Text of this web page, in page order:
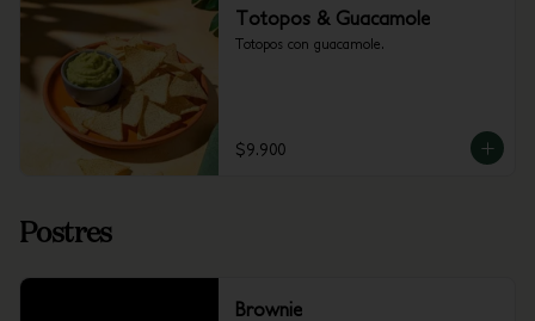
Totopos & Guacamole
Totopos con guacamole.
$9.900
Postres
Brownie